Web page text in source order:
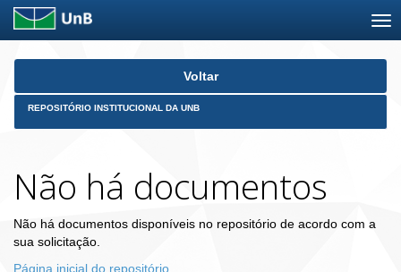
Skip
Voltar
REPOSITÓRIO INSTITUCIONAL DA UNB
Não há documentos
Não há documentos disponíveis no repositório de acordo com a
sua solicitação.
Página inicial do repositório